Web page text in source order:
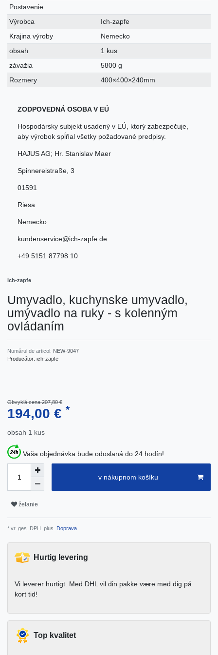
Postavenie
Výrobca
Ich-zapfe
Krajina výroby
Nemecko
obsah
1 kus
závažia
5800 g
Rozmery
400×400×240mm
ZODPOVEDNÁ OSOBA V EÚ
Hospodársky subjekt usadený v EÚ, ktorý zabezpečuje,
aby výrobok spĺňal všetky požadované predpisy.
HAJUS AG; Hr. Stanislav Maer
Spinnereistraße 3
01591
Riesa
Nemecko
kundenservice@ich-zapfe.de
+49 5151 87798 10
Ich-zapfe
Umyvadlo, kuchynske umyvadlo,
umývadlo na ruky - s kolenným
ovládaním
Numărul de articol: NEW-9047
Producător: ich-zapfe
Obvyklá cena 207,80 €
194,00 € *
obsah 1 kus
Vaša objednávka bude odoslaná do 24 hodín!
v nákupnom košíku
želanie
* vr. ges. DPH. plus. Doprava
Hurtig levering
Vi leverer hurtigt. Med DHL vil din pakke være med dig på
kort tid!
Top kvalitet